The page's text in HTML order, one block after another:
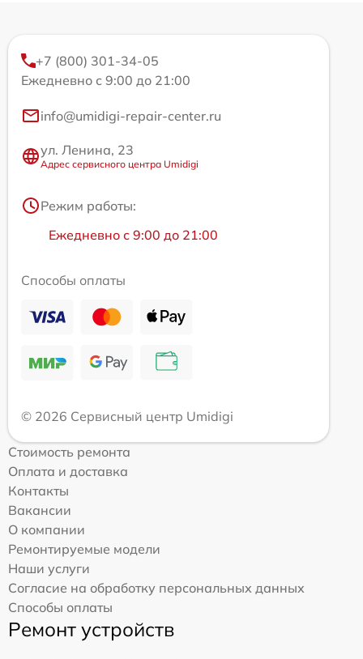
+7 (800) 301-34-05
Ежедневно с 9:00 до 21:00
info@umidigi-repair-center.ru
ул. Ленина, 23
Адрес сервисного центра Umidigi
Режим работы:
Ежедневно с 9:00 до 21:00
Способы оплаты
© 2026 Сервисный центр Umidigi
Стоимость ремонта
Оплата и доставка
Контакты
Вакансии
О компании
Ремонтируемые модели
Наши услуги
Согласие на обработку персональных данных
Способы оплаты
Ремонт устройств